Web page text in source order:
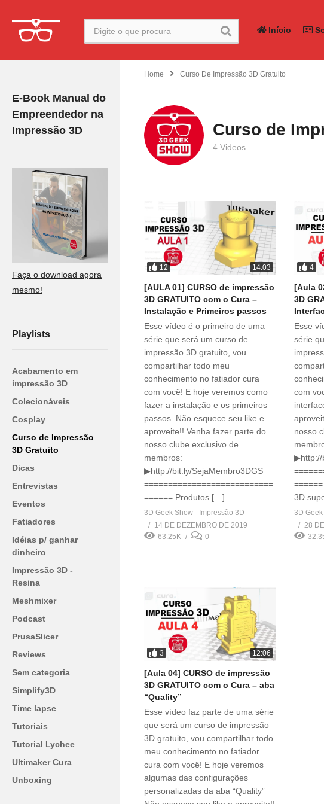
Início
E-Book Manual do
Empreendedor na
Impressão 3D
Faça o download agora
mesmo!
Playlists
Acabamento em
impressão 3D
Colecionáveis
Cosplay
Curso de Impressão
3D Gratuito
Dicas
Entrevistas
Eventos
Fatiadores
Idéias p/ ganhar
dinheiro
Impressão 3D -
Resina
Meshmixer
Podcast
PrusaSlicer
Reviews
Sem categoria
Simplify3D
Time lapse
Tutoriais
Tutorial Lychee
Ultimaker Cura
Unboxing
Home Curso De Impressão 3D Gratuito
Curso de
4 Videos
12 14:03
[AULA 01] CURSO de impressão
3D GRATUITO com o Cura –
Instalação e Primeiros passos
Esse vídeo é o primeiro de uma
série que será um curso de
impressão 3D gratuito, vou
compartilhar todo meu
conhecimento no fatiador cura
com você! E hoje veremos como
fazer a instalação e os primeiros
passos. Não esquece seu like e
aproveite!! Venha fazer parte do
nosso clube exclusivo de
membros:
▶http://bit.ly/SejaMembro3DGS
===========================
====== Produtos […]
3D Geek Show - Impressão 3D
14 DE DEZEMBRO DE 2019
63.25K
0
4
[Aula
3D
Esse
série
com
nosso
▶http://
3D
3D
28
3 12:06
[Aula 04] CURSO de impressão
3D GRATUITO com o Cura – aba
“Quality”
Esse vídeo faz parte de uma série
que será um curso de impressão
3D gratuito, vou compartilhar todo
meu conhecimento no fatiador
cura com você! E hoje veremos
algumas das configurações
personalizadas da aba “Quality”